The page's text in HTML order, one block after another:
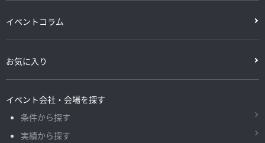
イベントコラム
お気に入り
イベント会社・会場を探す
条件から探す
実績から探す